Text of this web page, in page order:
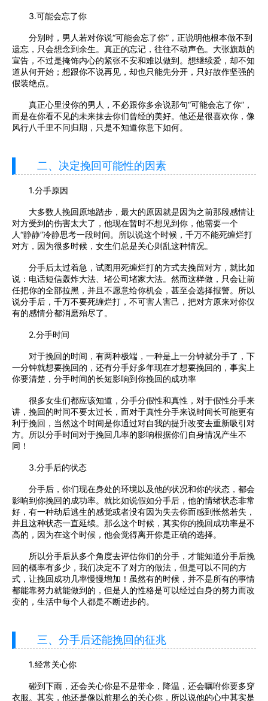
3.可能会忘了你
分别时，男人若对你说“可能会忘了你”，正说明他根本做不到
遗忘，只会想念到余生。真正的忘记，往往不动声色。大张旗鼓的
宣告，不过是掩饰内心的紧张不安和难以做到。想继续爱，却不知
道从何开始；想跟你不说再见，却也只能先分开，只好故作坚强的
假装绝点。
真正心里没你的男人，不必跟你多余说那句“可能会忘了你”，
而是在你看不见的未来抹去你们曾经的美好。他还是很喜欢你，像
风行八千里不问归期，只是不知道你意下如何。
二、决定挽回可能性的因素
1.分手原因
大多数人挽回原地踏步，最大的原因就是因为之前那段感情让
对方受到的伤害太大了，他现在暂时不想见到你，他需要一个
人“静静”冷静思考一段时间。所以说这个时候，千万不能死缠烂打
对方，因为很多时候，女生们总是关心则乱这种情况。
分手后太过着急，试图用死缠烂打的方式去挽留对方，就比如
说：电话短信轰炸大法、堵公司堵家大法。然而这样做，只会让前
任把你的全部拉黑，并且不愿意给你机会，甚至会选择报警。所以
说分手后，千万不要死缠烂打，不可害人害己，把对方原来对你仅
有的感情分都消磨殆尽了。
2.分手时间
对于挽回的时间，有两种极端，一种是上一分钟就分手了，下
一分钟就想要挽回的，还有分手好多年现在才想要挽回的，事实上
你要清楚，分手时间的长短影响到你挽回的成功率
很多女生们都应该知道，分手分假性和真性，对于假性分手来
讲，挽回的时间不要太过长，而对于真性分手来说时间长可能更有
利于挽回，当然这个时间是你通过对自我的提升改变去重新吸引对
方。所以分手时间对于挽回几率的影响根据你们自身情况产生不
同！
3.分手后的状态
分手后，你们现在身处的环境以及他的状况和你的状态，都会
影响到你挽回的成功率。就比如说假如分手后，他的情绪状态非常
好，有一种劫后逃生的感觉或者没有因为失去你而感到怅然若失，
并且这种状态一直延续。那么这个时候，其实你的挽回成功率是不
高的，因为在这个时候，他会觉得离开你是正确的选择。
所以分手后从多个角度去评估你们的分手，才能知道分手后挽
回的概率有多少，我们决定不了对方的做法，但是可以不同的方
式，让挽回成功几率慢慢增加！虽然有的时候，并不是所有的事情
都能靠努力就能做到的，但是人的性格是可以经过自身的努力而改
变的，生活中每个人都是不断进步的。
三、分手后还能挽回的征兆
1.经常关心你
碰到下雨，还会关心你是不是带伞，降温，还会嘱咐你要多穿
衣服。其实，他还是像以前那么的关心你，所以说他的心中其实是